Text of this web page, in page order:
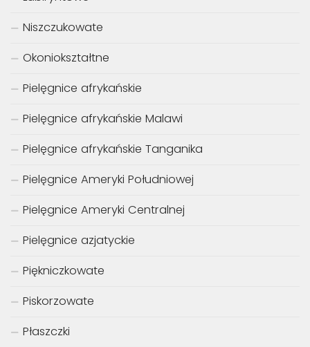
Karpieńcowate
Karpiowate
Kąsaczowate
Kiryskowate
Labiryntowe
Niszczukowate
Okoniokształtne
Pielęgnice afrykańskie
Pielęgnice afrykańskie Malawi
Pielęgnice afrykańskie Tanganika
Pielęgnice Ameryki Południowej